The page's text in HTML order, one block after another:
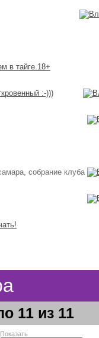
в тайге.18+
:-)))
11 из 11
Показать